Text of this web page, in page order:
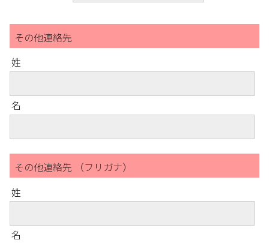
その他連絡先
姓
名
その他連絡先 （フリガナ）
姓
名